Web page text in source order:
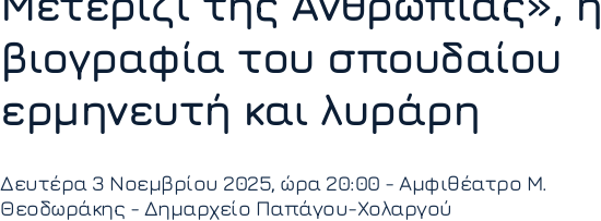
βιογραφία του σπουδαίου
ερμηνευτή και λυράρη
Δευτέρα 3 Νοεμβρίου 2025, ώρα 20:00 - Αμφιθέατρο Μ.
Θεοδωράκης - Δημαρχείο Παπάγου-Χολαργού